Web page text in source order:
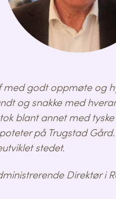
med godt oppmøte og
og snakke med
blant annet med
på Trugstad
stedet.
Direktør i